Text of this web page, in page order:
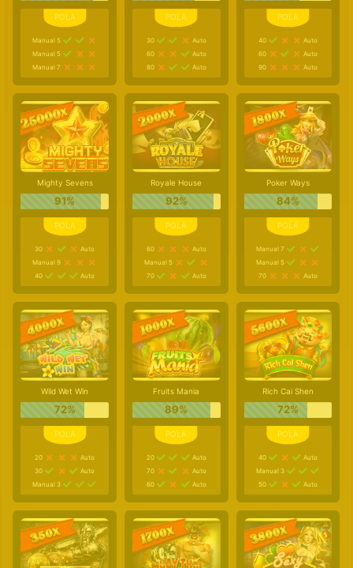
Manual 5
Manual 5
Manual 7
30
Auto
60
Auto
80
Auto
40
Auto
60
Auto
90
Auto
Mighty Sevens
91%
30
Auto
Manual 9
40
Auto
Royale House
92%
60
Auto
Manual 5
70
Auto
Poker Ways
84%
Manual 7
Manual 5
70
Auto
Wild Wet Win
72%
20
Auto
30
Auto
Manual 3
Fruits Mania
89%
20
Auto
70
Auto
60
Auto
Rich Cai Shen
72%
40
Auto
Manual 3
50
Auto